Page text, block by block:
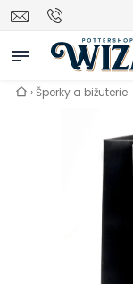
Vyhledávání
›Šperky a bižuterie